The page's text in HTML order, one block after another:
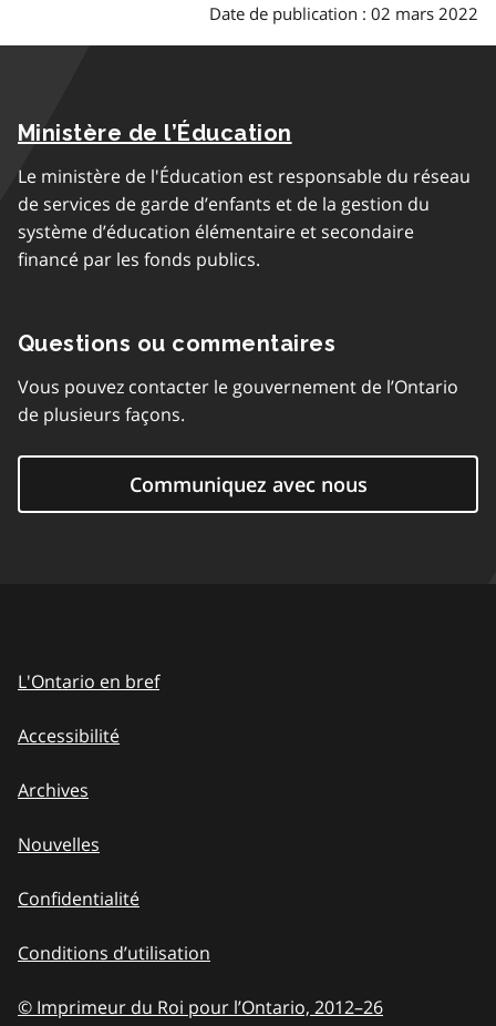
Date de publication : 02 mars 2022
Ministère de l’Éducation
Le ministère de l'Éducation est responsable du réseau
de services de garde d’enfants et de la gestion du
système d’éducation élémentaire et secondaire
financé par les fonds publics.
Questions ou commentaires
Vous pouvez contacter le gouvernement de l’Ontario
de plusieurs façons.
Communiquez avec nous
L'Ontario en bref
Accessibilité
Archives
Nouvelles
Confidentialité
Conditions d’utilisation
© Imprimeur du Roi pour l’Ontario, 2012–to
26